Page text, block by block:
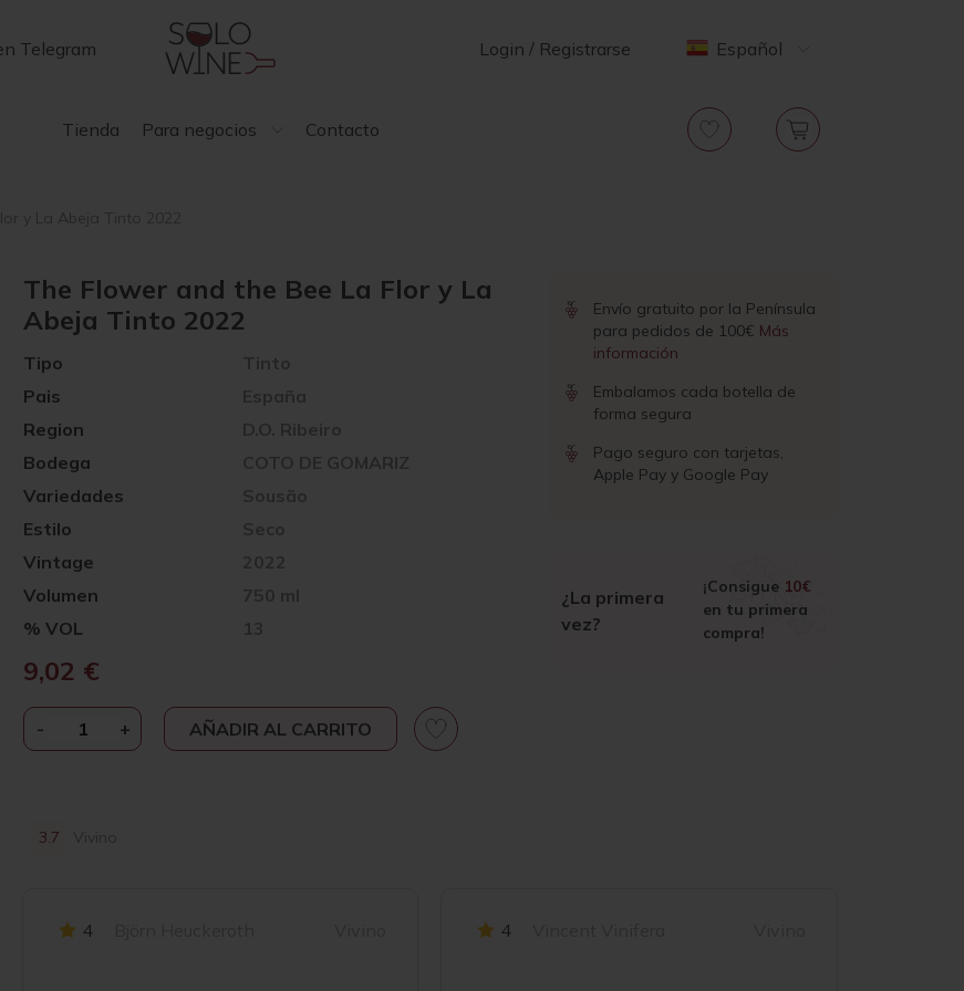
Telegram Login / Registrarse Español
Tienda Para negocios Contacto
y La Abeja Tinto 2022
The Flower and the Bee La Flor y La
Abeja Tinto 2022
Pais España
Vintage 2022
Region D.O. Ribeiro
Volumen 750 ml
Bodega COTO DE GOMARIZ
% VOL 13
Variedades Sousão
Tipo Tinto
Estilo Seco
9,02 €
-THE
FLOWER
BEE
LA
+ AÑADIR AL CARRITO
Envío gratuito por la Península
para pedidos de 100€ Más
información
Embalamos cada botella de
forma segura
Pago seguro con tarjetas,
Apple Pay y Google Pay
¿La primera
vez?
¡Consigue 10€
en tu primera
compra!
3.7 Vivino
4 4